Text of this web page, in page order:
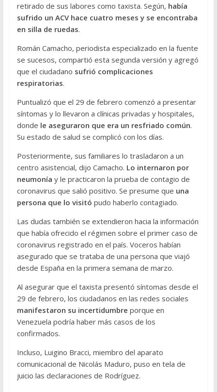
retirado de sus labores como taxista. Según, había
sufrido un ACV hace cuatro meses y se encontraba
en silla de ruedas.
Román Camacho, periodista especializado en la fuente
se sucesos, compartió esta segunda versión y agregó
que el ciudadano sufrió complicaciones
respiratorias.
Puntualizó que el 29 de febrero comenzó a presentar
síntomas y lo llevaron a clínicas privadas y hospitales,
donde le aseguraron que era un resfriado común.
Su estado de salud se complicó con los días.
Posteriormente, sus familiares lo trasladaron a un
centro asistencial, dijo Camacho. Lo internaron por
neumonía y le practicaron la prueba de contagio de
coronavirus que salió positivo. Se presume que una
persona que lo visitó pudo haberlo contagiado.
Las dudas también se extendieron hacia la información
que había ofrecido el régimen sobre el primer caso de
coronavirus registrado en el país. Voceros habían
asegurado que se trataba de una persona que viajó
desde España en la primera semana de marzo.
Al asegurar que el taxista presentó síntomas desde el
29 de febrero, los ciudadanos en las redes sociales
manifestaron su incertidumbre porque en
Venezuela podría haber más casos de los
confirmados.
Incluso, Luigino Bracci, miembro del aparato
comunicacional de Nicolás Maduro, puso en tela de
juicio las declaraciones de Rodríguez.